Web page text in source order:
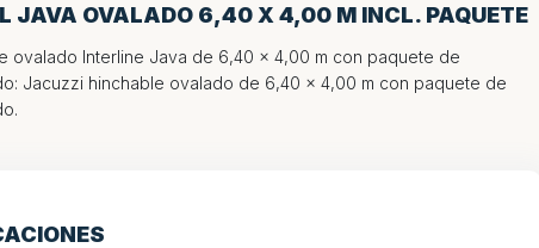
JAVA OVALADO 6,40 X 4,00 M INCL. PAQUETE
ovalado Interline Java de 6,40 x 4,00 m con paquete de
Jacuzzi hinchable ovalado de 6,40 x 4,00 m con paquete de